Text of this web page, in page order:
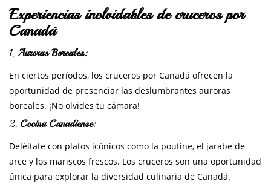
Experiencias inolvidables de cruceros por
Canadá
1. Auroras Boreales:
En ciertos períodos, los cruceros por Canadá ofrecen la
oportunidad de presenciar las deslumbrantes auroras
boreales. ¡No olvides tu cámara!
2. Cocina Canadiense:
Deléitate con platos icónicos como la poutine, el jarabe de
arce y los mariscos frescos. Los cruceros son una oportunidad
única para explorar la diversidad culinaria de Canadá.